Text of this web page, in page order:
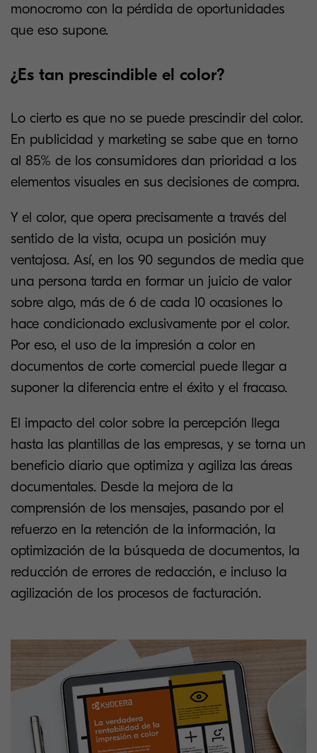
monocromo con la pérdida de oportunidades
que eso supone.
¿Es tan prescindible el color?
Lo cierto es que no se puede prescindir del color.
En publicidad y marketing se sabe que en torno
al 85% de los consumidores dan prioridad a los
elementos visuales en sus decisiones de compra.
Y el color, que opera precisamente a través del
sentido de la vista, ocupa un posición muy
ventajosa. Así, en los 90 segundos de media que
una persona tarda en formar un juicio de valor
sobre algo, más de 6 de cada 10 ocasiones lo
hace condicionado exclusivamente por el color.
Por eso, el uso de la impresión a color en
documentos de corte comercial puede llegar a
suponer la diferencia entre el éxito y el fracaso.
El impacto del color sobre la percepción llega
hasta las plantillas de las empresas, y se torna un
beneficio diario que optimiza y agiliza las áreas
documentales. Desde la mejora de la
comprensión de los mensajes, pasando por el
refuerzo en la retención de la información, la
optimización de la búsqueda de documentos, la
reducción de errores de redacción, e incluso la
agilización de los procesos de facturación.